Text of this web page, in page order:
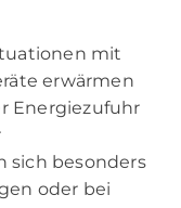
mit
erwärmen
Energiezufuhr
sich besonders
oder bei